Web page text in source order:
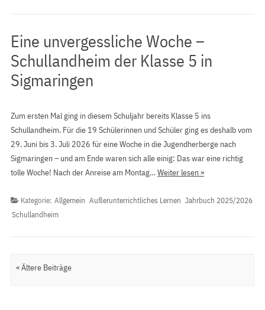
Eine unvergessliche Woche –
Schullandheim der Klasse 5 in
Sigmaringen
Zum ersten Mal ging in diesem Schuljahr bereits Klasse 5 ins
Schullandheim. Für die 19 Schülerinnen und Schüler ging es deshalb vom
29. Juni bis 3. Juli 2026 für eine Woche in die Jugendherberge nach
Sigmaringen – und am Ende waren sich alle einig: Das war eine richtig
tolle Woche! Nach der Anreise am Montag…Weiter lesen »
Kategorie: Allgemein Außerunterrichtliches Lernen Jahrbuch 2025/2026
Schullandheim
Artikel Navigation
« Ältere Beiträge